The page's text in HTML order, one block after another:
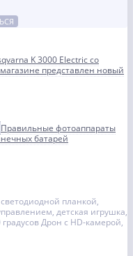
K 3000 Electric со
представлен новый
Правильные фотоаппараты
батарей
планкой,
детская игрушка,
Дрон с HD-камерой,